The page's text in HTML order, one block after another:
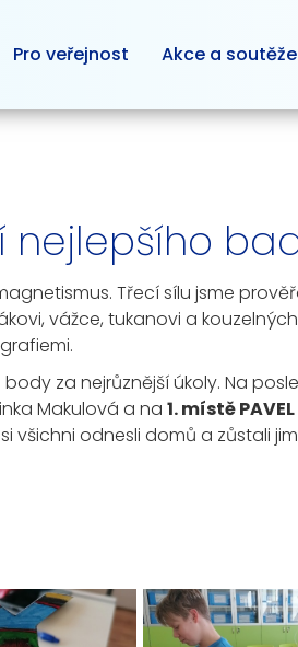
Pro veřejnost Akce a soutěže
nejlepšího
Třecí sílu jsme
vážce, tukanovi a
za nejrůznější úkoly. Na
Makulová a na 1. místě PAVEL
odnesli domů a zůstali